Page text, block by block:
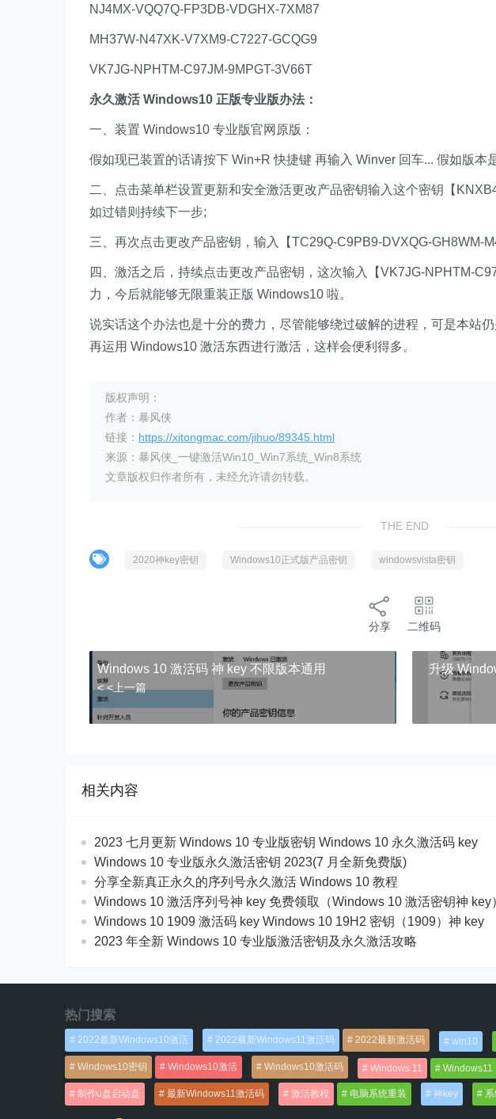
NJ4MX-VQQ7Q-FP3DB-VDGHX-7XM87
MH37W-N47XK-V7XM9-C7227-GCQG9
VK7JG-NPHTM-C97JM-9MPGT-3V66T
永久激活 Windows10 正版专业版办法：
一、装置 Windows10 专业版官网原版：
假如现已装置的话请按下 Win+R 快捷键 再输入 Winver 回车... 假如版本
二、点击菜单栏设置更新和安全激活更改产品密钥输入这个密钥【
如过错则持续下一步;
三、再次点击更改产品密钥，输入【TC29Q-C9PB9-DVXQG-GH8WM-
四、激活之后，持续点击更改产品密钥，这次输入【VK7JG-NPHTM-
力，今后就能够无限重装正版 Windows10 啦。
说实话这个办法也是十分的费力，尽管能够绕过破解的进程，可是本站
再运用 Windows10 激活东西进行激活，这样会便利得多。
版权声明：
作者：暴风侠
链接： https://xitongmac.com/jihuo/89345.html
来源：暴风侠_一键激活Win10_Win7系统_Win8系统
文章版权归作者所有，未经允许请勿转载。
THE END
2020神key密钥 Windows10正式版产品密钥 windowsvista密钥
分享 二维码
Windows 10 激活码 神 key 不限版本通用
< <上一篇
升级
相关内容
2023 七月更新 Windows 10 专业版密钥 Windows 10 永久激活码 key
Windows 10 专业版永久激活密钥 2023(7 月全新免费版)
分享全新真正永久的序列号永久激活 Windows 10 教程
Windows 10 激活序列号神 key 免费领取（Windows 10 激活密钥神 key
Windows 10 1909 激活码 key Windows 10 19H2 密钥（1909）神 key
2023 年全新 Windows 10 专业版激活密钥及永久激活攻略
热门搜索
2022最新Windows10激活 2022最新Windows11激活码 2022最新激活码 win10
Windows10密钥 Windows10激活 Windows10激活码 Windows 11 Windows11
制作u盘启动盘 最新Windows11激活码 激活教程 电脑系统重装 神key